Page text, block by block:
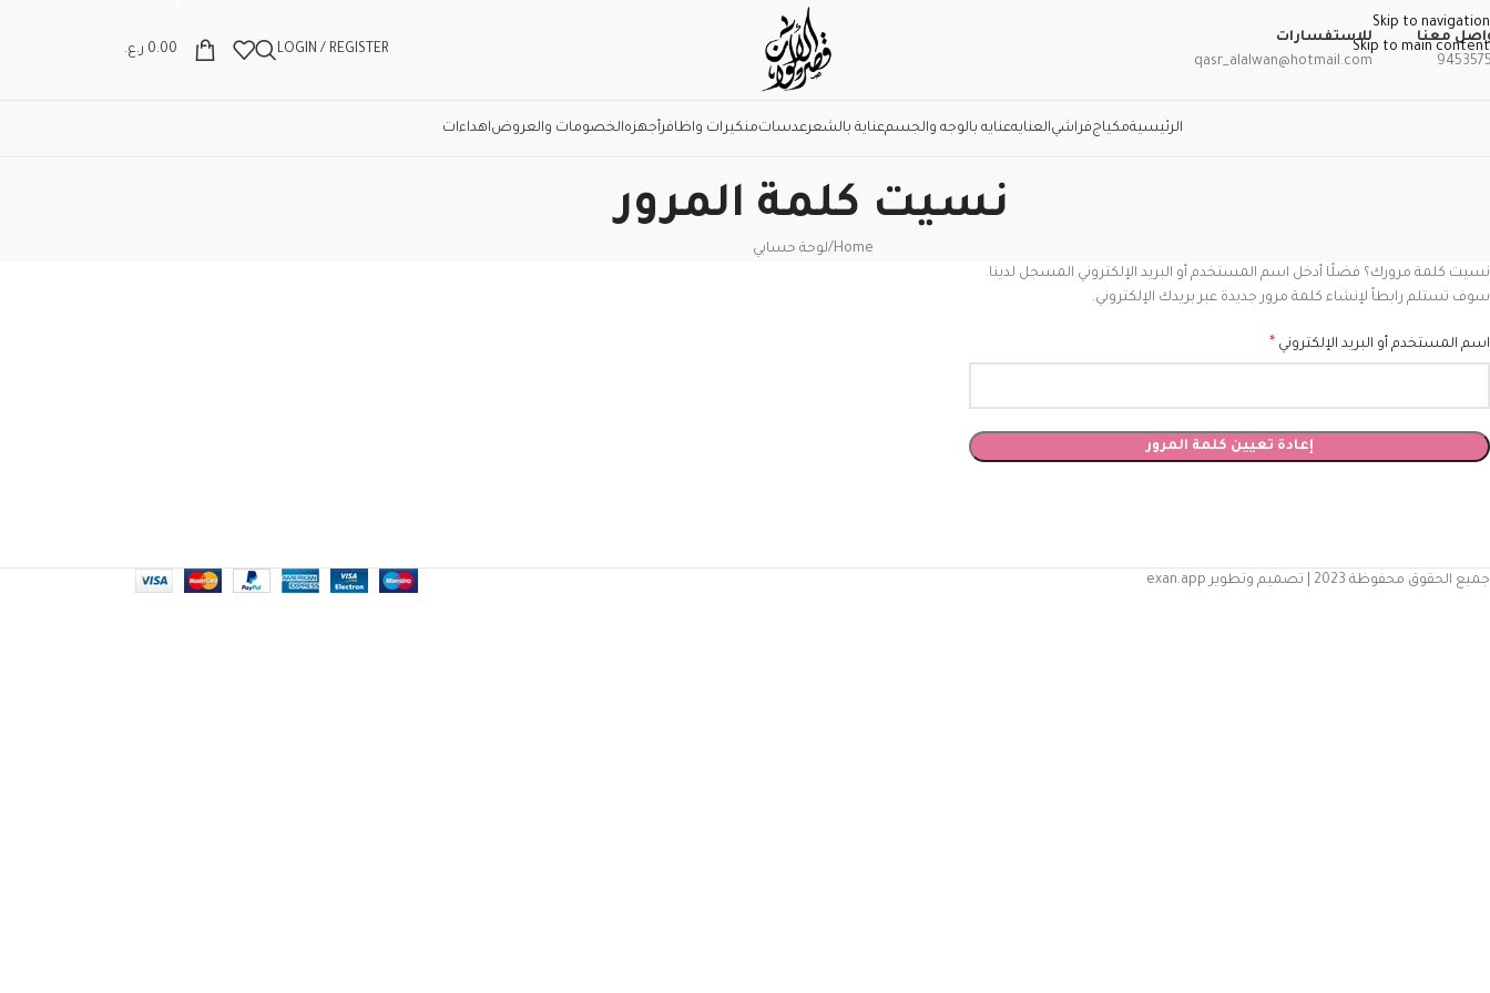
Skip to navigation
Skip to main content
معنا
للاستفسارات
qasr_alalwan@hotmail.com
LOGIN / REGISTER
0.00 ر.ع.
الرئيسيةمكياجفراشيالعنايهعنايه بالوجه والجسمعناية بالشعرعدساتمنكيرات واظافرأجهزهالخصومات والعروضاهداءات
نسيت كلمة المرور
Home لوحة حسابي
نسيت كلمة مرورك؟ فضلًا أدخل اسم المستخدم أو البريد الإلكتروني المسجل لدينا.
سوف تستلم رابطاً لإنشاء كلمة مرور جديدة عبر بريدك الإلكتروني.
اسم المستخدم أو البريد الإلكتروني *
إعادة تعيين كلمة المرور
جميع الحقوق محفوظة 2023 | تصميم وتطوير exan.app